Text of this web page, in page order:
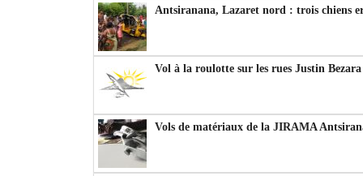
Antsiranana, Lazaret nord : trois chiens
Vol à la roulotte sur les rues Justin
Vols de matériaux de la JIRAMA